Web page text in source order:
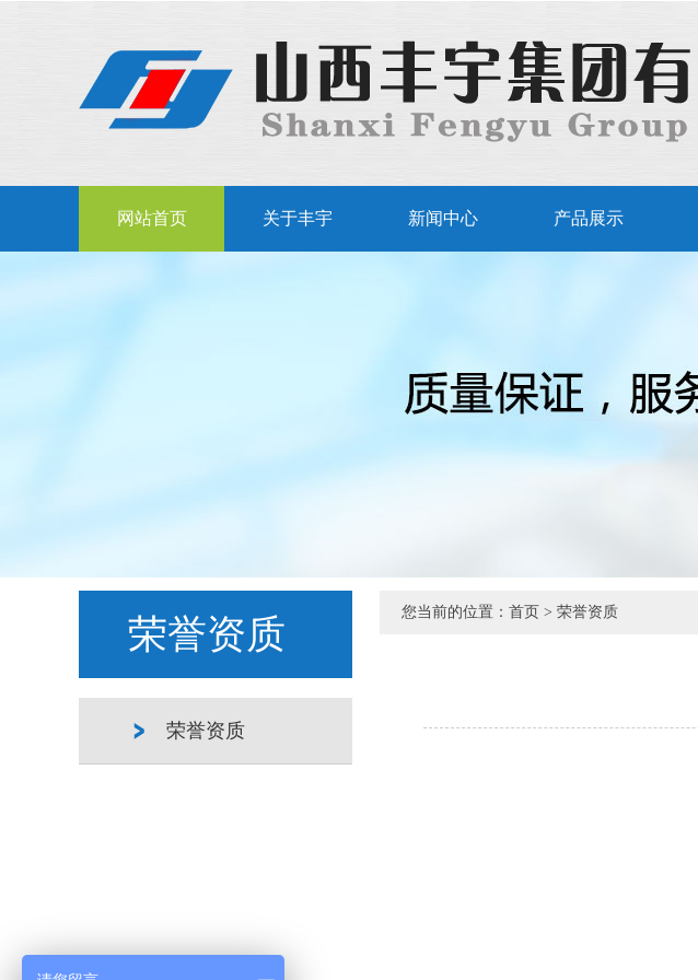
网站首页 关于丰宇 新闻中心 产品展示
荣誉资质
荣誉资质
您当前的位置： 首页 > 荣誉资质